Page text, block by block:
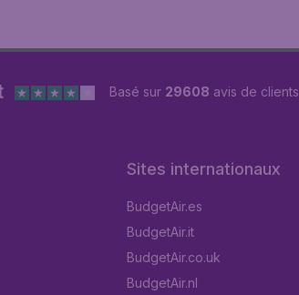
Basé sur 29608 avis de clients
Sites internationaux
BudgetAir.es
BudgetAir.it
BudgetAir.co.uk
BudgetAir.nl